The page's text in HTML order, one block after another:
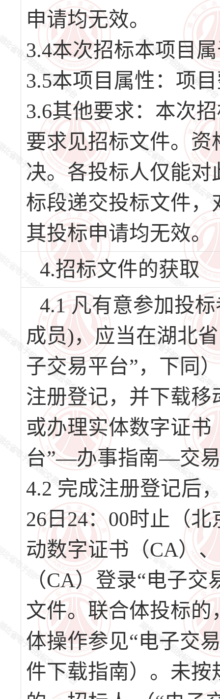
申请均无效。
3.4本次招标本项目
3.5本项目属性：项
3.6其他要求：本次
要求见招标文件。
决。各投标人仅能
标段递交投标文件
其投标申请均无效。
4.招标文件的获取
4.1 凡有意参加投
成员)，应当在湖北
子交易平台”，下同
注册登记，并下载
或办理实体数字证
台”—办事指南—交
4.2 完成注册登记后
26日24：00时止（
动数字证书（CA）
（CA）登录“电子
文件。联合体投标
体操作参见“电子交
件下载指南）。未按